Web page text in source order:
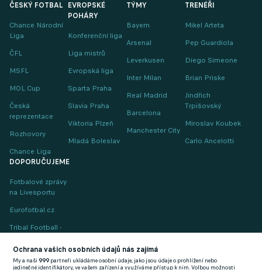
ČESKÝ FOTBAL
Chance Národní
Liga
ČFL
MSFL
MOL Cup
Česká
reprezentace
Rozhovory
Chance Liga
EVROPSKÉ
POHÁRY
Konferenční liga
Liga mistrů
Evropská liga
Sparta Praha
Slavia Praha
Viktoria Plzeň
Mladá Boleslav
TÝMY
Bayern
Arsenal
Leverkusen
Inter Milan
Real Madrid
Barcelona
Manchester City
TRENÉŘI
Mikel Arteta
Pep Guardiola
Diego Simeone
Brian Priske
Jindřich
Trpišovský
Miroslav Koubek
Carlo Ancelotti
DOPORUČUJEME
Fotbalové zprávy
na Livesportu
Eurofotbal.cz
Tribal Football -
(EN)
FlashFutbal (SK)
Ochrana vašich osobních údajů nás zajímá
My a naši999 partneři ukládáme osobní údaje, jako jsou údaje o prohlížení nebo
jedinečné identifikátory, ve vašem zařízení a využíváme přístup k nim. Volbou možnosti